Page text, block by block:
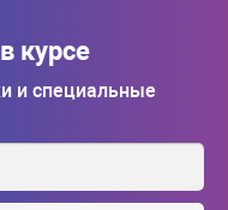
курсе
и специальные